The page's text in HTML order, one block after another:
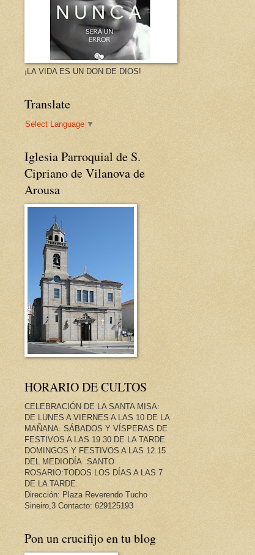
¡LA VIDA ES UN DON DE DIOS!
Translate
Select Language ▼
Iglesia Parroquial de S.
Cipriano de Vilanova de
Arousa
HORARIO DE CULTOS
CELEBRACIÓN DE LA SANTA MISA:
DE LUNES A VIERNES A LAS 10 DE LA
MAÑANA. SÁBADOS Y VÍSPERAS DE
FESTIVOS A LAS 19.30 DE LA TARDE.
DOMINGOS Y FESTIVOS A LAS 12.15
DEL MEDIODÍA. SANTO
ROSARIO:TODOS LOS DÍAS A LAS 7
DE LA TARDE.
Dirección: Plaza Reverendo Tucho
Sineiro,3 Contacto: 629125193
Pon un crucifijo en tu blog